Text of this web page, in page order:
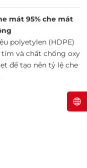
mát 95% che mát
polyetylen (HDPE)
và chất chống oxy
để tạo nên tỷ lệ che